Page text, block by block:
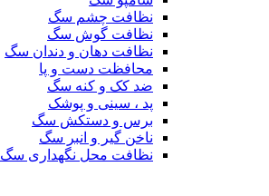
نظافت چشم سگ
نظافت گوش سگ
نظافت دهان و دندان سگ
محافظت دست و پا
ضد کک و کنه سگ
پد ، سینی و پوشک
برس و دستکش سگ
ناخن گیر و انبر سگ
نظافت محل نگهداری سگ